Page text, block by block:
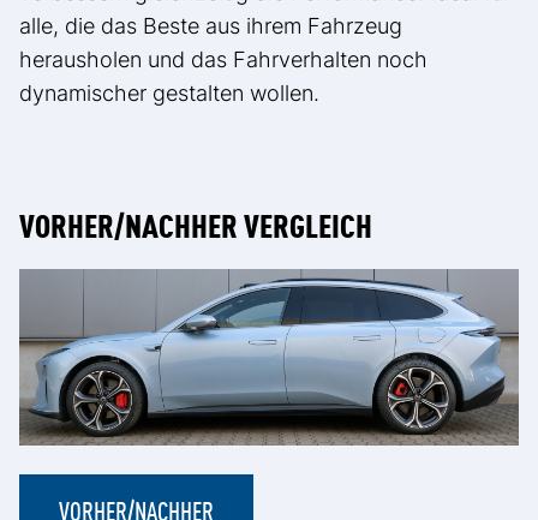
alle, die das Beste aus ihrem Fahrzeug
herausholen und das Fahrverhalten noch
dynamischer gestalten wollen.
VORHER/NACHHER VERGLEICH
VORHER/NACHHER